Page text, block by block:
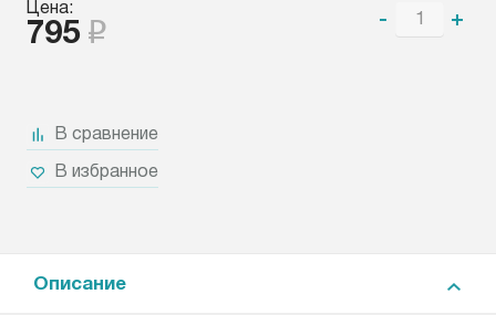
Цена:
795
- +
В сравнение
В избранное
Описание